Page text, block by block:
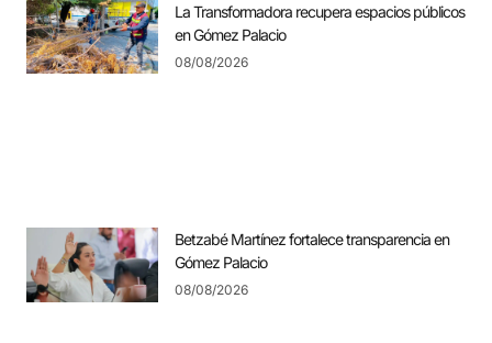
La Transformadora recupera espacios públicos
en Gómez Palacio
08/08/2026
Betzabé Martínez fortalece transparencia en
Gómez Palacio
08/08/2026